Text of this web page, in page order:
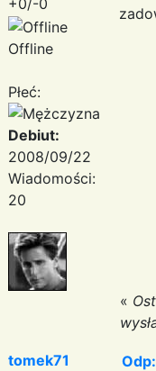
Offline
Płeć:
Debiut:
2008/09/22
Wiadomości:
20
«
tomek71